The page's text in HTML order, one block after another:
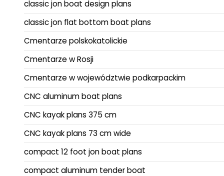
classic jon boat design plans
classic jon flat bottom boat plans
Cmentarze polskokatolickie
Cmentarze w Rosji
Cmentarze w województwie podkarpackim
CNC aluminum boat plans
CNC kayak plans 375 cm
CNC kayak plans 73 cm wide
compact 12 foot jon boat plans
compact aluminum tender boat